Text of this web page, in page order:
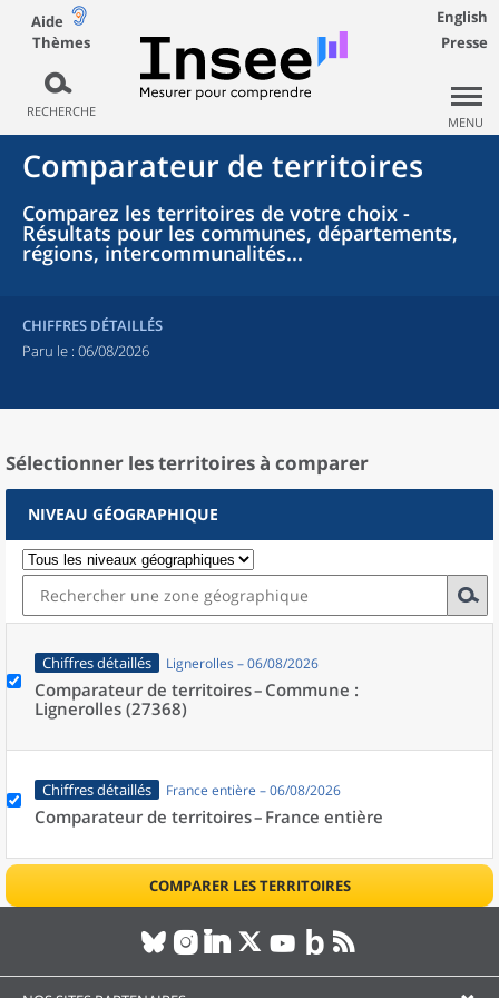
Aide
Thèmes
RECHERCHE
English
Presse
MENU
Comparateur de territoires
Comparez les territoires de votre choix -
Résultats pour les communes, départements,
régions, intercommunalités...
CHIFFRES DÉTAILLÉS
Paru le : 06/08/2026
Sélectionner les territoires à comparer
NIVEAU GÉOGRAPHIQUE
Chiffres détaillés Lignerolles – 06/08/2026
Comparateur de territoires – Commune :
Lignerolles (27368)
Chiffres détaillés France entière – 06/08/2026
Comparateur de territoires – France entière
COMPARER LES TERRITOIRES